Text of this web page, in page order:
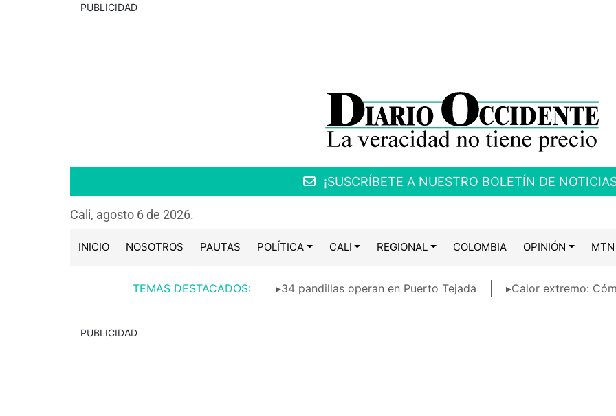
PUBLICIDAD
¡SUSCRÍBETE A NUESTRO BOLETÍN DE
Cali, agosto 6 de 2026.
INICIO NOSOTROS PAUTAS POLÍTICA CALI REGIONAL COLOMBIA OPINIÓN MTN
TEMAS DESTACADOS: ▸34 pandillas operan en Puerto Tejada ▸Calor extremo:
PUBLICIDAD